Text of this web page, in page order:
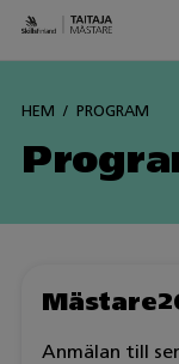
HEM PROGRAM
Anmälan till